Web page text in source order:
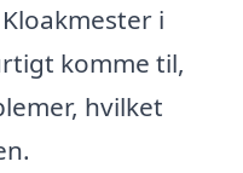
Kloakmester i
komme til,
hvilket